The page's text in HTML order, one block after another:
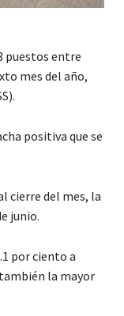
puestos entre
mes del año,
positiva que se
cierre del mes, la
junio.
por ciento a
la mayor